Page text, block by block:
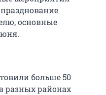
основные
больше 50
разных районах